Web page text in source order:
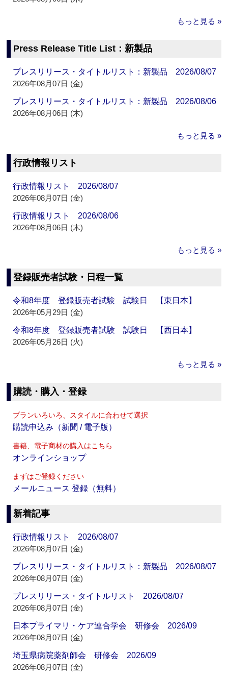
もっと見る »
Press Release Title List：新製品
プレスリリース・タイトルリスト：新製品 2026/08/07
2026年08月07日 (金)
プレスリリース・タイトルリスト：新製品 2026/08/06
2026年08月06日 (木)
もっと見る »
行政情報リスト
行政情報リスト 2026/08/07
2026年08月07日 (金)
行政情報リスト 2026/08/06
2026年08月06日 (木)
もっと見る »
登録販売者試験・日程一覧
令和8年度 登録販売者試験 試験日 【東日本】
2026年05月29日 (金)
令和8年度 登録販売者試験 試験日 【西日本】
2026年05月26日 (火)
もっと見る »
購読・購入・登録
プランいろいろ、スタイルに合わせて選択
購読申込み（新聞 / 電子版）
書籍、電子商材の購入はこちら
オンラインショップ
まずはご登録ください
メールニュース 登録（無料）
新着記事
行政情報リスト 2026/08/07
2026年08月07日 (金)
プレスリリース・タイトルリスト：新製品 2026/08/07
2026年08月07日 (金)
プレスリリース・タイトルリスト 2026/08/07
2026年08月07日 (金)
日本プライマリ・ケア連合学会 研修会 2026/09
2026年08月07日 (金)
埼玉県病院薬剤師会 研修会 2026/09
2026年08月07日 (金)